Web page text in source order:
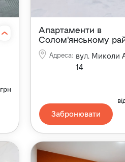
грн
Апартаменти в
Солом'янському
Адреса: вул. Миколи
14
Забронювати